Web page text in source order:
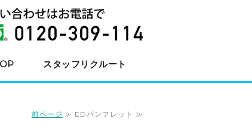
ミック（MIC CORPORATION
スタッフリクルート
前ページ ≫ EDパンフレット ≫